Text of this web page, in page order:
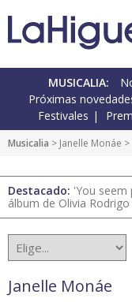
MUSICALIA:
Próximas
Festivales
Musicalia > Janelle Monáe >
Destacado: 'You
álbum de Olivia Rodrigo
Janelle Monáe